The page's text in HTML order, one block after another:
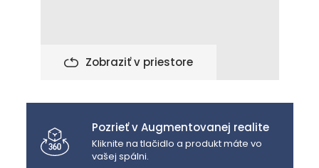
Zobraziť v priestore
Pozrieť v Augmentovanej realite
Kliknite na tlačidlo a produkt máte vo
vašej spálni.